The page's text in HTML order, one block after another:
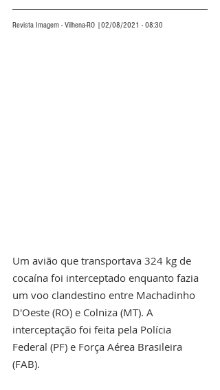
Revista Imagem - Vilhena-RO |02/08/2021 - 08:30
Um avião que transportava 324 kg de
cocaína foi interceptado enquanto fazia
um voo clandestino entre Machadinho
D'Oeste (RO) e Colniza (MT). A
interceptação foi feita pela Polícia
Federal (PF) e Força Aérea Brasileira
(FAB).